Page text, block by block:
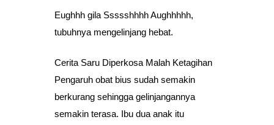
Eughhh gila Ssssshhhh Aughhhhh,
tubuhnya mengelinjang hebat.
Cerita Saru Diperkosa Malah Ketagihan
Pengaruh obat bius sudah semakin
berkurang sehingga gelinjangannya
semakin terasa. Ibu dua anak itu